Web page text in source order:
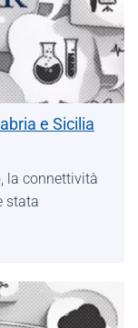
e Sicilia
la connettività
stata